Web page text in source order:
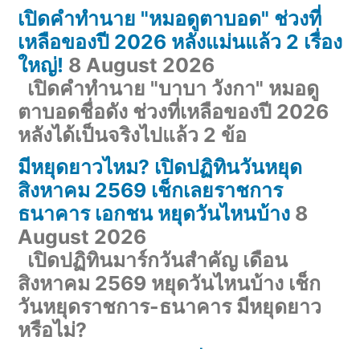
เปิดคำทำนาย "หมอดูตาบอด" ช่วงที่
เหลือของปี 2026 หลังแม่นแล้ว 2 เรื่อง
ใหญ่! 8 August 2026
เปิดคำทำนาย "บาบา วังกา" หมอดู
ตาบอดชื่อดัง ช่วงที่เหลือของปี 2026
หลังได้เป็นจริงไปแล้ว 2 ข้อ
มีหยุดยาวไหม? เปิดปฏิทินวันหยุด
สิงหาคม 2569 เช็กเลยราชการ
ธนาคาร เอกชน หยุดวันไหนบ้าง 8
August 2026
เปิดปฏิทินมาร์กวันสำคัญ เดือน
สิงหาคม 2569 หยุดวันไหนบ้าง เช็ก
วันหยุดราชการ-ธนาคาร มีหยุดยาว
หรือไม่?